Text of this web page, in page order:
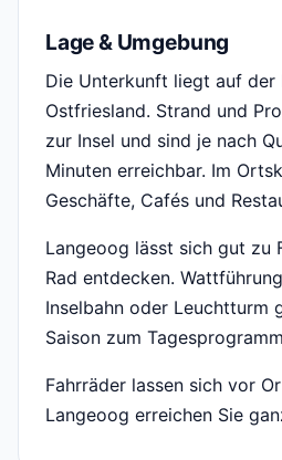
Lage & Umgebung
Die Unterkunft liegt auf der
Ostfriesland. Strand und
zur Insel und sind je nach
Minuten erreichbar. Im
Geschäfte, Cafés und
Langeoog lässt sich gut zu
Rad entdecken.
Inselbahn oder Leuchtturm
Saison zum
Fahrräder lassen sich vor
Langeoog erreichen Sie